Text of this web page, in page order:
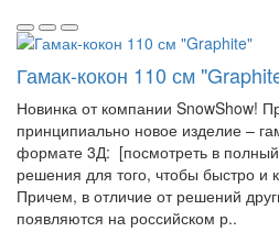
Гамак-кокон 110 см
Новинка от компании SnowShow!
принципиально новое изделие –
формате 3Д: [посмотреть в
решения для того, чтобы быстро и
Причем, в отличие от решений
появляются на российском р..